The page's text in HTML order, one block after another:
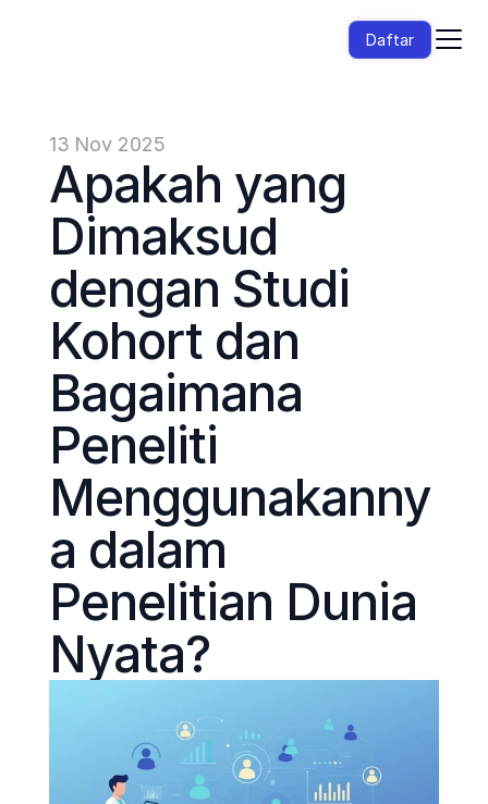
13 Nov 2025
Apakah yang
Dimaksud
dengan Studi
Kohort dan
Bagaimana
Peneliti
Menggunakanny
a dalam
Penelitian Dunia
Nyata?
Daftar